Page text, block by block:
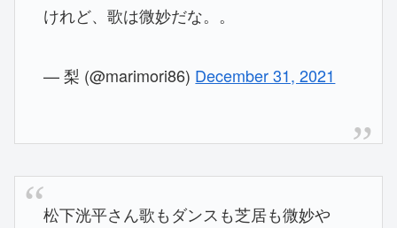
けれど、歌は微妙だな。。
— 梨 (@marimori86) December 31, 2021
松下洸平さん歌もダンスも芝居も微妙や